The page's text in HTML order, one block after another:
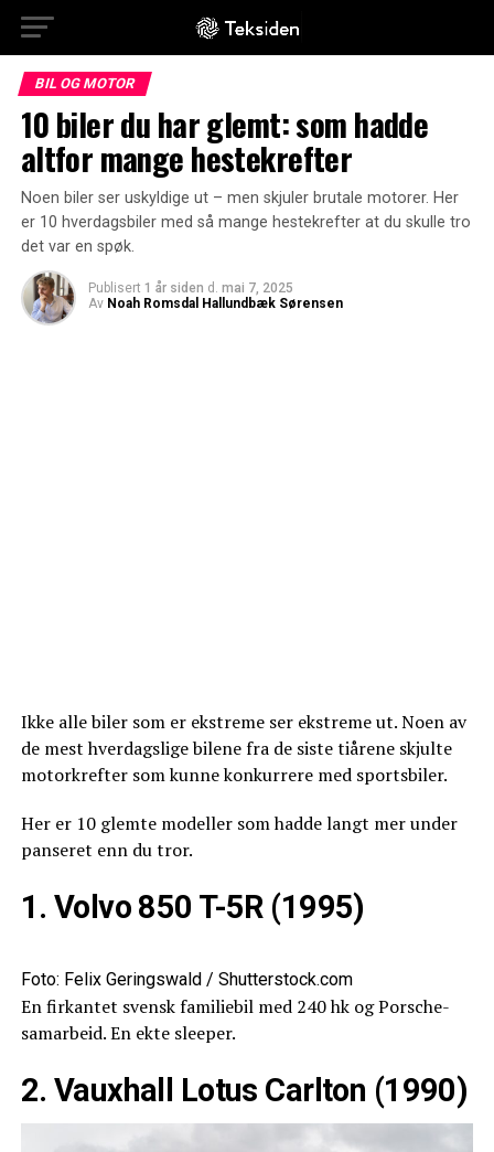
BIL OG MOTOR
10 biler du har glemt: som hadde
altfor mange hestekrefter
Noen biler ser uskyldige ut – men skjuler brutale motorer. Her
er 10 hverdagsbiler med så mange hestekrefter at du skulle tro
det var en spøk.
Publisert 1 år siden d. mai 7, 2025
Av Noah Romsdal Hallundbæk Sørensen
Ikke alle biler som er ekstreme ser ekstreme ut. Noen av
de mest hverdagslige bilene fra de siste tiårene skjulte
motorkrefter som kunne konkurrere med sportsbiler.
Her er 10 glemte modeller som hadde langt mer under
panseret enn du tror.
1. Volvo 850 T-5R (1995)
Foto: Felix Geringswald / Shutterstock.com
En firkantet svensk familiebil med 240 hk og Porsche-
samarbeid. En ekte sleeper.
2. Vauxhall Lotus Carlton (1990)